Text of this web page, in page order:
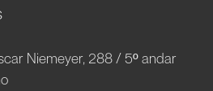
Niemeyer, 288 / 5º andar